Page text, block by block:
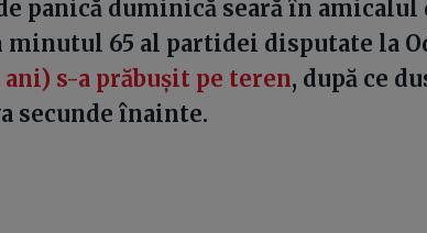
panică duminică seară în
minutul 65 al partidei disputate la
s-a prăbușit pe teren, după ce
secunde înainte.